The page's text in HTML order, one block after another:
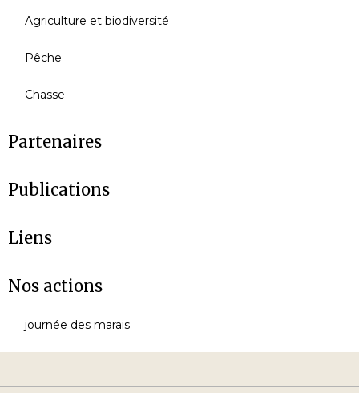
Agriculture et biodiversité
Pêche
Chasse
Partenaires
Publications
Liens
Nos actions
journée des marais